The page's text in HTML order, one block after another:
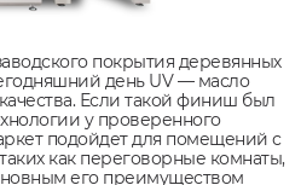
покрытия деревянных
день UV — масло
Если такой финиш был
у проверенного
подойдет для помещений с
как переговорные комнаты,
его преимуществом